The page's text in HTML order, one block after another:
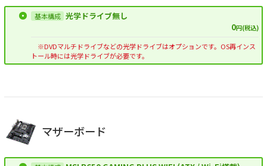
光学ドライブ無し
0円(税込)
※DVDマルチドライブなどの光学ドライブはオプションです。OS再インス
トール時には光学ドライブが必要です。
マザーボード